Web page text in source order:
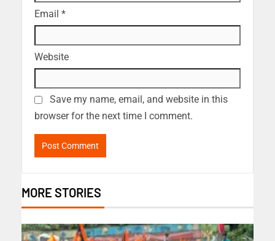
Email *
Website
Save my name, email, and website in this
browser for the next time I comment.
MORE STORIES